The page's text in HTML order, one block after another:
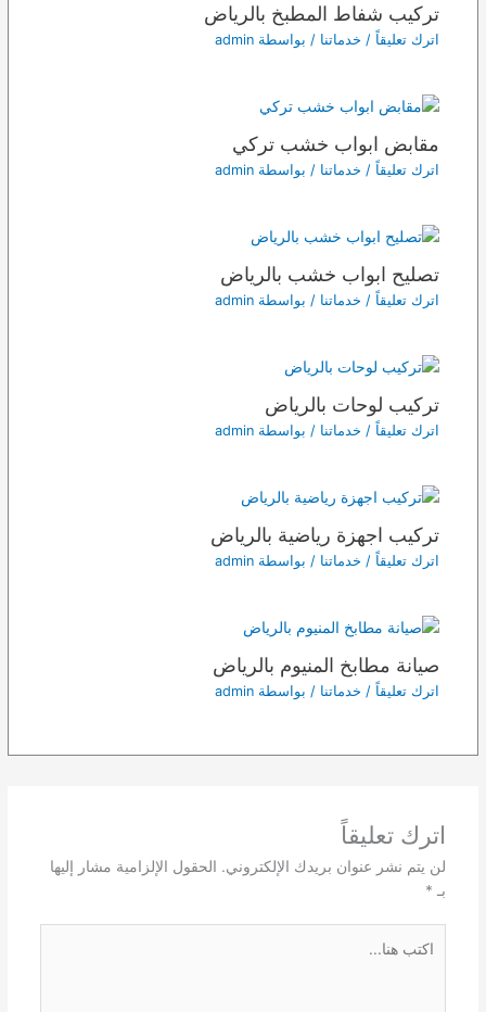
تركيب شفاط المطبخ بالرياض
اترك تعليقاً / خدماتنا / بواسطة admin
مقابض ابواب خشب تركي
اترك تعليقاً / خدماتنا / بواسطة admin
تصليح ابواب خشب بالرياض
اترك تعليقاً / خدماتنا / بواسطة admin
تركيب لوحات بالرياض
اترك تعليقاً / خدماتنا / بواسطة admin
تركيب اجهزة رياضية بالرياض
اترك تعليقاً / خدماتنا / بواسطة admin
صيانة مطابخ المنيوم بالرياض
اترك تعليقاً / خدماتنا / بواسطة admin
اترك تعليقاً
لن يتم نشر عنوان بريدك الإلكتروني. الحقول الإلزامية مشار إليها
بـ *
هنا...